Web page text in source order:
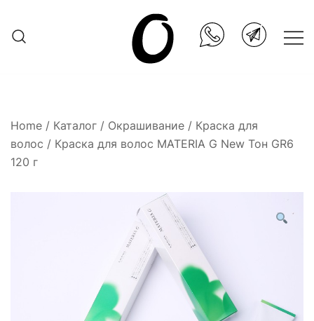
content
Home / Каталог / Окрашивание / Краска для
волос / Краска для волос MATERIA G New Тон GR6
120 г